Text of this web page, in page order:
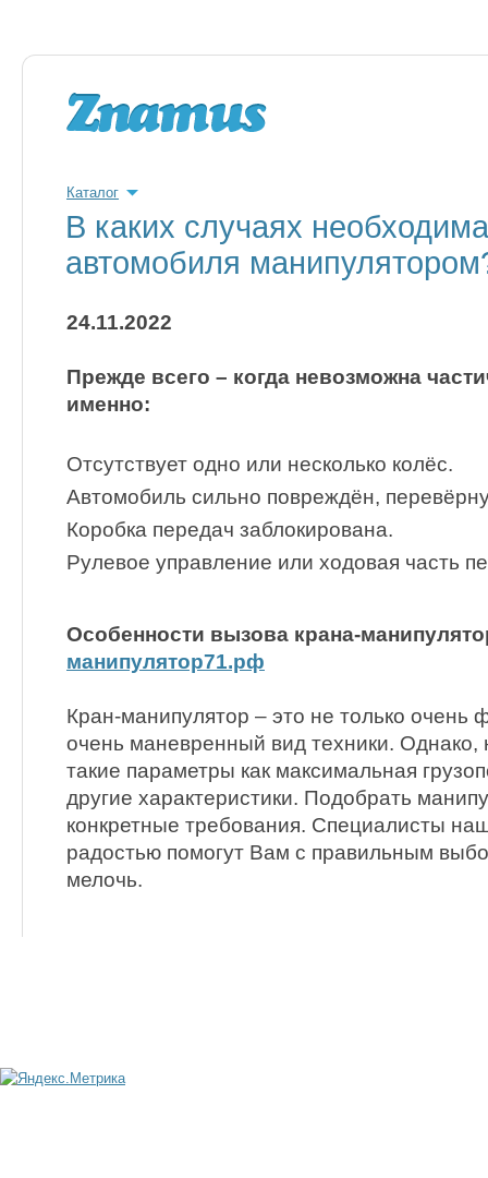
Каталог
В каких случаях
автомобиля
24.11.2022
Прежде всего – когда невозможна
именно:
Отсутствует одно или несколько колёс.
Автомобиль сильно повреждён,
Коробка передач заблокирована.
Рулевое управление или ходовая часть
Особенности вызова крана-
манипулятор71.рф
Кран-манипулятор – это не только очень
очень маневренный вид техники. Однако,
такие параметры как максимальная
другие характеристики. Подобрать
конкретные требования. Специалисты
радостью помогут Вам с правильным
мелочь.